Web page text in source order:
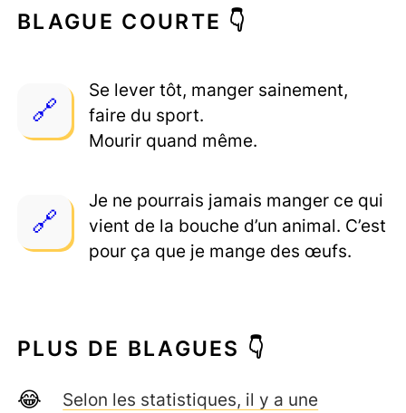
BLAGUE COURTE 👇
Se lever tôt, manger sainement,
faire du sport.
Mourir quand même.
Je ne pourrais jamais manger ce qui
vient de la bouche d’un animal. C’est
pour ça que je mange des œufs.
PLUS DE BLAGUES 👇
Selon les statistiques, il y a une